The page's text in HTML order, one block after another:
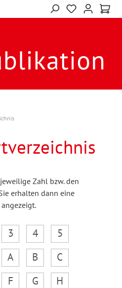
Zahl bzw. den
erhalten dann eine
3 4
5
A B
C
F G
H